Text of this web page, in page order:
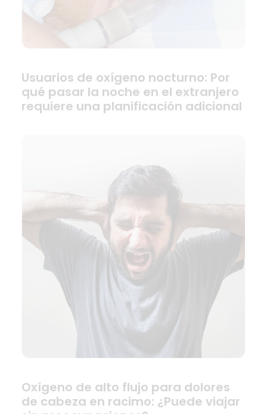
Usuarios de oxígeno nocturno: Por
qué pasar la noche en el extranjero
requiere una planificación adicional
Oxígeno de alto flujo para dolores
de cabeza en racimo: ¿Puede viajar